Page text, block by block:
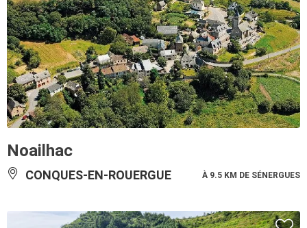
Noailhac
CONQUES-EN-ROUERGUE À 9.5 KM DE SÉNERGUES